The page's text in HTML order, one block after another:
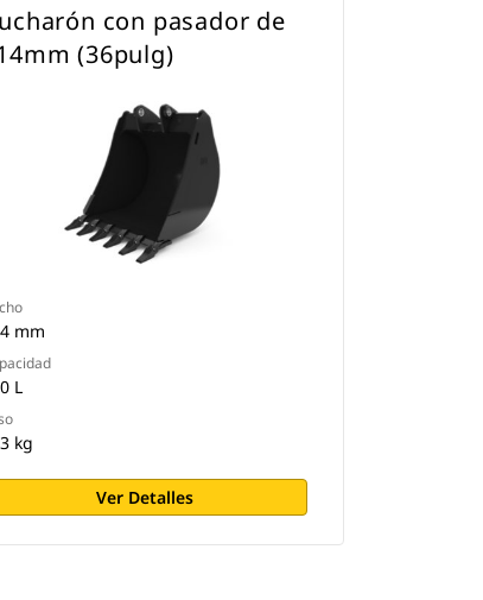
con pasador de
(36pulg)
mm
L
kg
Ver Detalles